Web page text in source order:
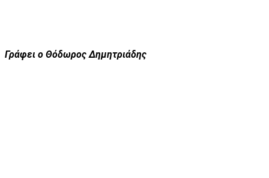
Γράφει ο Θόδωρος Δημητριάδης